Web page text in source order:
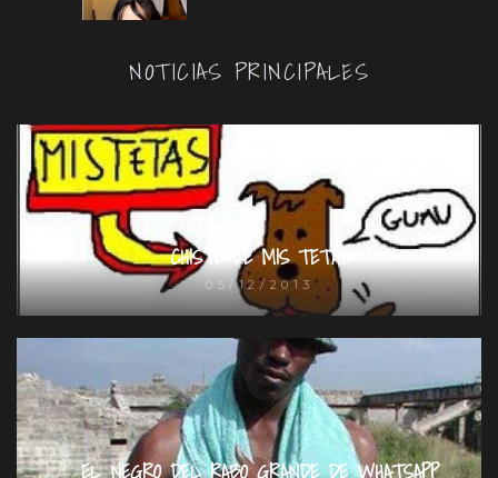
NOTICIAS PRINCIPALES
CHISTE DE MIS TETAS
05/12/2013
EL NEGRO DEL RABO GRANDE DE WHATSAPP